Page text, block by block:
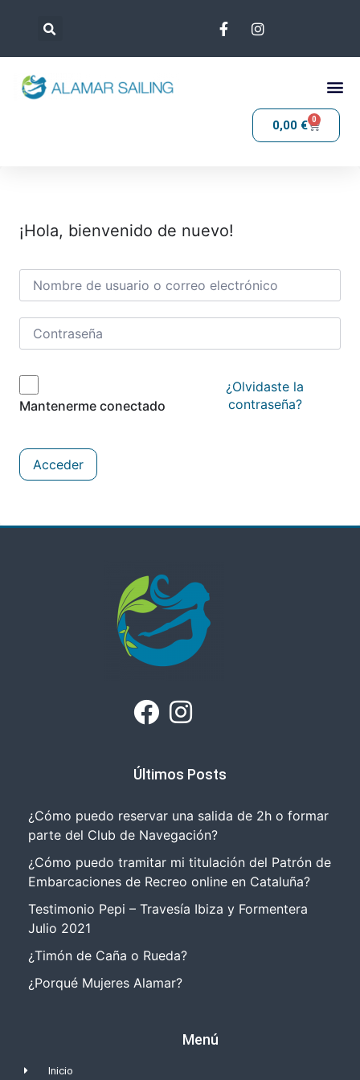
0,00 € 0
¡Hola, bienvenido de nuevo!
Mantenerme conectado
¿Olvidaste la
contraseña?
Acceder
Últimos Posts
¿Cómo puedo reservar una salida de 2h o formar
parte del Club de Navegación?
¿Cómo puedo tramitar mi titulación del Patrón de
Embarcaciones de Recreo online en Cataluña?
Testimonio Pepi – Travesía Ibiza y Formentera
Julio 2021
¿Timón de Caña o Rueda?
¿Porqué Mujeres Alamar?
Menú
Inicio